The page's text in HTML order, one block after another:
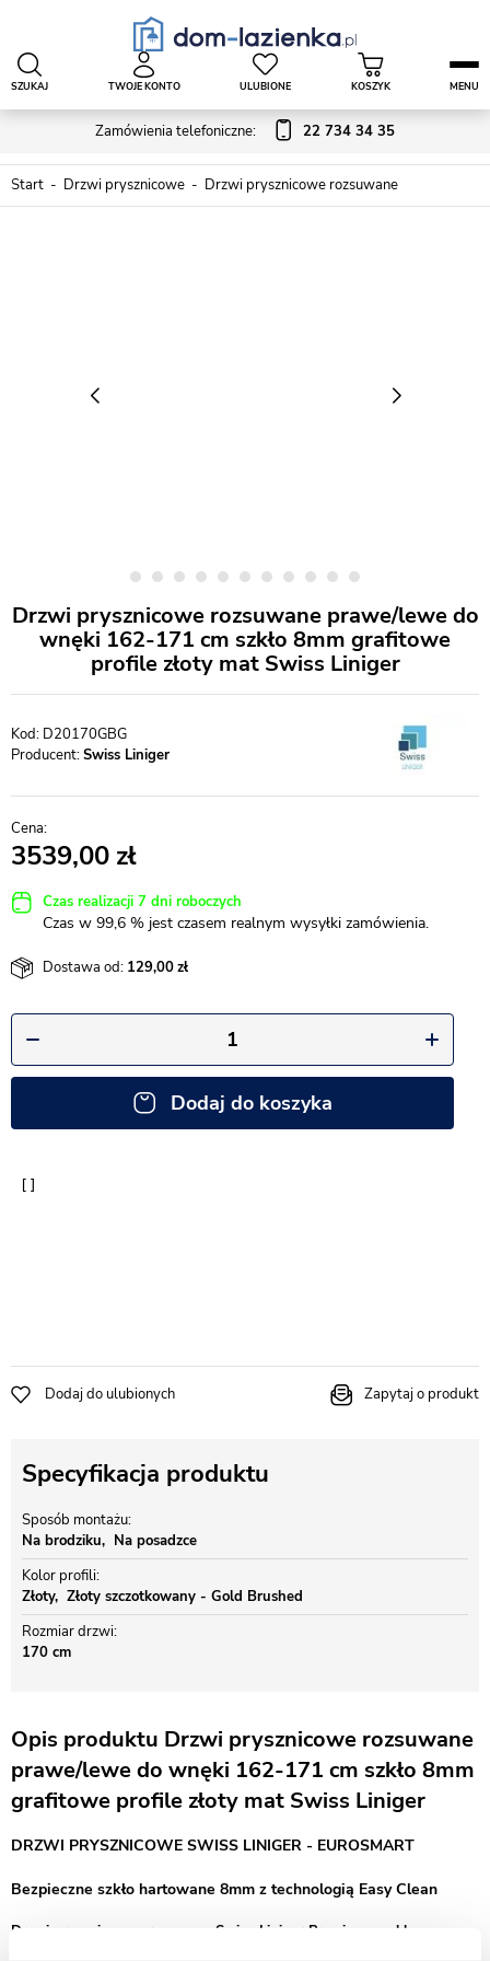
Zamówienia telefoniczne: 22 734 34 35
SZUKAJ TWOJE KONTO ULUBIONE KOSZYK MENU
Start Drzwi prysznicowe Drzwi prysznicowe rozsuwane
Drzwi prysznicowe rozsuwane prawe/lewe do
wnęki 162-171 cm szkło 8mm grafitowe
profile złoty mat Swiss Liniger
D20170GBG
Producent:Swiss Liniger
3539,00
Czas realizacji 7 dni roboczych
Czas w 99,6 % jest czasem realnym wysyłki zamówienia.
Dostawa od: 129,00
Dodaj do koszyka
Dodaj do ulubionych Zapytaj o produkt
Specyfikacja produktu
Sposób montażu
Na brodziku
Na posadzce
Kolor profili
Złoty
Złoty szczotkowany - Gold Brushed
Rozmiar drzwi
170 cm
Opis produktu Drzwi prysznicowe rozsuwane
prawe/lewe do wnęki 162-171 cm szkło 8mm
grafitowe profile złoty mat Swiss Liniger
DRZWI PRYSZNICOWE SWISS LINIGER - EUROSMART
Bezpieczne szkło hartowane 8mm z technologią Easy Clean
Drzwi prysznicowe przesuwne Swiss-Liniger Premium – szkło